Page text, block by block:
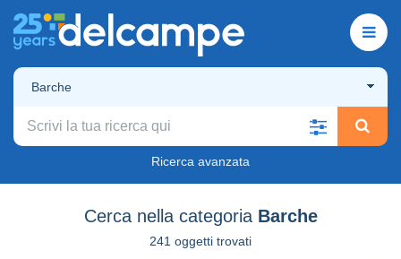
Barche
Ricerca avanzata
Cerca nella categoria Barche
241 oggetti trovati